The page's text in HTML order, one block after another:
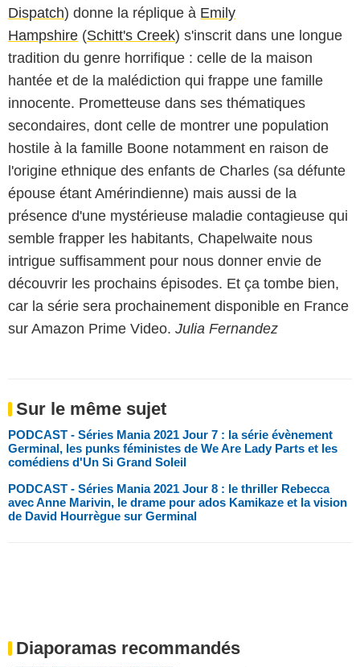
Dispatch) donne la réplique à Emily
Hampshire (Schitt's Creek) s'inscrit dans une longue
tradition du genre horrifique : celle de la maison
hantée et de la malédiction qui frappe une famille
innocente. Prometteuse dans ses thématiques
secondaires, dont celle de montrer une population
hostile à la famille Boone notamment en raison de
l'origine ethnique des enfants de Charles (sa défunte
épouse étant Amérindienne) mais aussi de la
présence d'une mystérieuse maladie contagieuse qui
semble frapper les habitants, Chapelwaite nous
intrigue suffisamment pour nous donner envie de
découvrir les prochains épisodes. Et ça tombe bien,
car la série sera prochainement disponible en France
sur Amazon Prime Video. Julia Fernandez
Sur le même sujet
PODCAST - Séries Mania 2021 Jour 7 : la série évènement
Germinal, les punks féministes de We Are Lady Parts et les
comédiens d'Un Si Grand Soleil
PODCAST - Séries Mania 2021 Jour 8 : le thriller Rebecca
avec Anne Marivin, le drame pour ados Kamikaze et la vision
de David Hourrègue sur Germinal
Diaporamas recommandés